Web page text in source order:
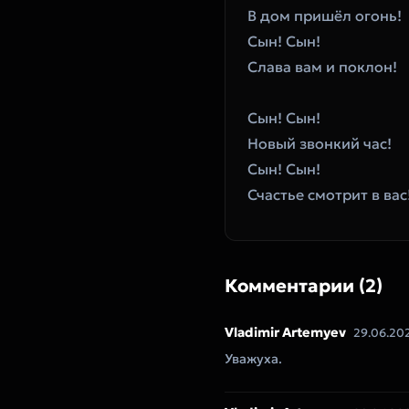
В дом пришёл огонь!
Сын! Сын!
Слава вам и поклон!
Сын! Сын!
Новый звонкий час!
Сын! Сын!
Счастье смотрит в
Комментарии (2)
Vladimir Artemyev
Уважуха.